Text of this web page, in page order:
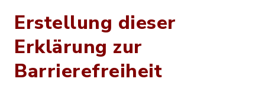
Erstellung dieser
Erklärung zur
Barrierefreiheit